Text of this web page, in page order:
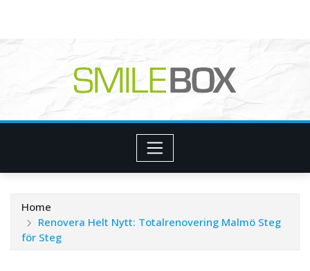
Home
Renovera Helt Nytt: Totalrenovering Malmö Steg
för Steg